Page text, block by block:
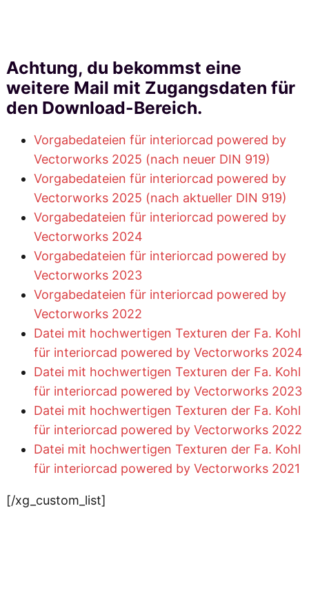
Achtung, du bekommst eine
weitere Mail mit Zugangsdaten für
den Download-Bereich.
Vorgabedateien für interiorcad powered by
Vectorworks 2025 (nach neuer DIN 919)
Vorgabedateien für interiorcad powered by
Vectorworks 2025 (nach aktueller DIN 919)
Vorgabedateien für interiorcad powered by
Vectorworks 2024
Vorgabedateien für interiorcad powered by
Vectorworks 2023
Vorgabedateien für interiorcad powered by
Vectorworks 2022
Datei mit hochwertigen Texturen der Fa. Kohl
für interiorcad powered by Vectorworks 2024
Datei mit hochwertigen Texturen der Fa. Kohl
für interiorcad powered by Vectorworks 2023
Datei mit hochwertigen Texturen der Fa. Kohl
für interiorcad powered by Vectorworks 2022
Datei mit hochwertigen Texturen der Fa. Kohl
für interiorcad powered by Vectorworks 2021
[/xg_custom_list]